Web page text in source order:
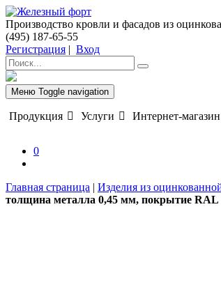
Производство кровли и фасадов из
(495) 187-65-55
Регистрация | Вход
Меню Toggle navigation
Продукция Услуги Интернет-магазин
0
Главная страница | Изделия из
толщина металла 0,45 мм, покрытие RAL